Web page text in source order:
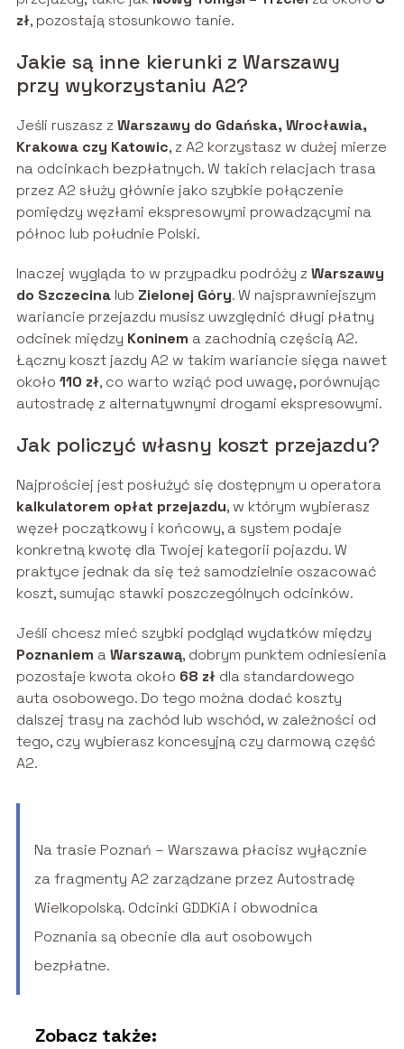
zł, pozostają stosunkowo tanie.
Jakie są inne kierunki z Warszawy
przy wykorzystaniu A2?
Jeśli ruszasz z Warszawy do Gdańska, Wrocławia,
Krakowa czy Katowic, z A2 korzystasz w dużej mierze
na odcinkach bezpłatnych. W takich relacjach trasa
przez A2 służy głównie jako szybkie połączenie
pomiędzy węzłami ekspresowymi prowadzącymi na
północ lub południe Polski.
Inaczej wygląda to w przypadku podróży z Warszawy
do Szczecinalub Zielonej Góry. W najsprawniejszym
wariancie przejazdu musisz uwzględnić długi płatny
odcinek między Koninem a zachodnią częścią A2.
Łączny koszt jazdy A2 w takim wariancie sięga nawet
około 110 zł, co warto wziąć pod uwagę, porównując
autostradę z alternatywnymi drogami ekspresowymi.
Jak policzyć własny koszt przejazdu?
Najprościej jest posłużyć się dostępnym u operatora
kalkulatorem opłat przejazdu, w którym wybierasz
węzeł początkowy i końcowy, a system podaje
konkretną kwotę dla Twojej kategorii pojazdu. W
praktyce jednak da się też samodzielnie oszacować
koszt, sumując stawki poszczególnych odcinków.
Jeśli chcesz mieć szybki podgląd wydatków między
Poznaniem aWarszawą, dobrym punktem odniesienia
pozostaje kwota około 68 złdla standardowego
auta osobowego. Do tego można dodać koszty
dalszej trasy na zachód lub wschód, w zależności od
tego, czy wybierasz koncesyjną czy darmową część
A2.
Na trasie Poznań – Warszawa płacisz wyłącznie
za fragmenty A2 zarządzane przez Autostradę
Wielkopolską. Odcinki GDDKiA i obwodnica
Poznania są obecnie dla aut osobowych
bezpłatne.
Zobacz także: